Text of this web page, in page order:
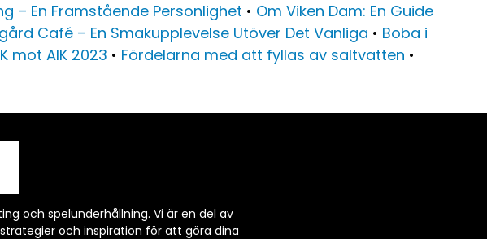
– En Framstående Personlighet • Om Viken Dam: En Guide
Café – En Smakupplevelse Utöver Det Vanliga • Boba i
mot AIK 2023 • Fördelarna med att fyllas av saltvatten •
och spelunderhållning. Vi är en del av
och inspiration för att göra dina